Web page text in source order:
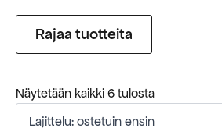
Rajaa tuotteita
Näytetään kaikki 6 tulostaSuosituimmat